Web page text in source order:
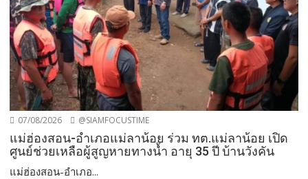
07/08/2026 @SIAMFOCUSTIME
แม่ฮ่องสอน-อำเภอแม่ลาน้อย ร่วม ทต.แม่ลาน้อย เปิด
ศูนย์ช่วยเหลือผู้สูญหายทางน้ำ อายุ 35 ปี บ้านวังคัน
แม่ฮ่องสอน-อำเภอ...